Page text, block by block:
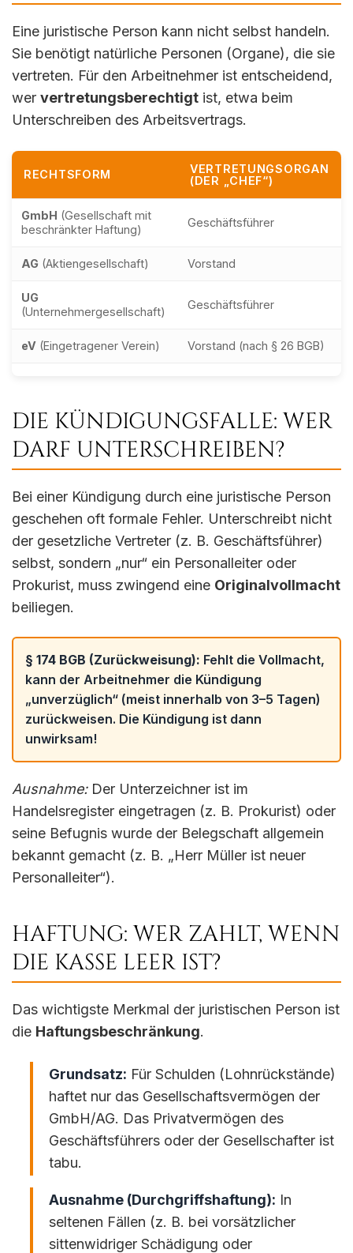
Eine juristische Person kann nicht selbst handeln.
Sie benötigt natürliche Personen (Organe), die sie
vertreten. Für den Arbeitnehmer ist entscheidend,
wer vertretungsberechtigt ist, etwa beim
Unterschreiben des Arbeitsvertrags.
RECHTSFORM
VERTRETUNGSORGAN
(DER „CHEF“)
GmbH (Gesellschaft mit
beschränkter Haftung)
Geschäftsführer
AG (Aktiengesellschaft) Vorstand
UG
(Unternehmergesellschaft)
Geschäftsführer
eV (Eingetragener Verein) Vorstand (nach § 26 BGB)
DIE KÜNDIGUNGSFALLE: WER
DARF UNTERSCHREIBEN?
Bei einer Kündigung durch eine juristische Person
geschehen oft formale Fehler. Unterschreibt nicht
der gesetzliche Vertreter (z. B. Geschäftsführer)
selbst, sondern „nur“ ein Personalleiter oder
Prokurist, muss zwingend eine Originalvollmacht
beiliegen.
§ 174 BGB (Zurückweisung): Fehlt die Vollmacht,
kann der Arbeitnehmer die Kündigung
„unverzüglich“ (meist innerhalb von 3–5 Tagen)
zurückweisen. Die Kündigung ist dann
unwirksam!
Ausnahme:Der Unterzeichner ist im
Handelsregister eingetragen (z. B. Prokurist) oder
seine Befugnis wurde der Belegschaft allgemein
bekannt gemacht (z. B. „Herr Müller ist neuer
Personalleiter“).
HAFTUNG: WER ZAHLT, WENN
DIE KASSE LEER IST?
Das wichtigste Merkmal der juristischen Person ist
die Haftungsbeschränkung.
Grundsatz: Für Schulden (Lohnrückstände)
haftet nur das Gesellschaftsvermögen der
GmbH/AG. Das Privatvermögen des
Geschäftsführers oder der Gesellschafter ist
tabu.
Ausnahme (Durchgriffshaftung): In
seltenen Fällen (z. B. bei vorsätzlicher
sittenwidriger Schädigung oder